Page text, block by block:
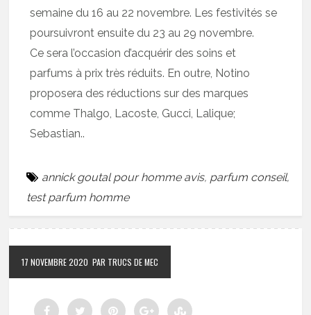
semaine du 16 au 22 novembre. Les festivités se
poursuivront ensuite du 23 au 29 novembre.
Ce sera l’occasion d’acquérir des soins et
parfums à prix très réduits. En outre, Notino
proposera des réductions sur des marques
comme Thalgo, Lacoste, Gucci, Lalique;
Sebastian..
annick goutal pour homme avis, parfum conseil,
test parfum homme
17 NOVEMBRE 2020 PAR TRUCS DE MEC